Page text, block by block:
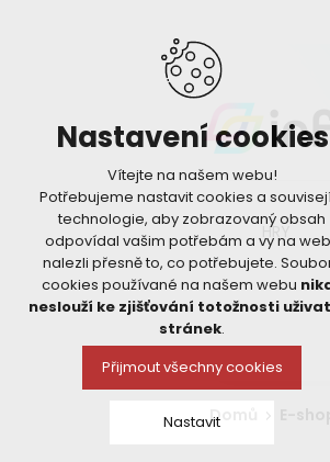
Nastavení cookies
Vítejte na našem webu!
Potřebujeme nastavit cookies a
technologie, aby zobrazovaný obsah
odpovídal vašim potřebám a vy na
nalezli přesně to, co potřebujete.
cookies používané na našem webu
neslouží ke zjišťování totožnosti
stránek.
Přijmout všechny cookies
Nastavit
HRY
Domů E-